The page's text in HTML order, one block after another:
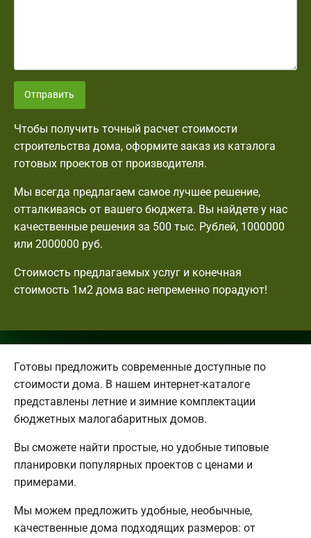
Отправить
Чтобы получить точный расчет стоимости
строительства дома, оформите заказ из каталога
готовых проектов от производителя.
Мы всегда предлагаем самое лучшее решение,
отталкиваясь от вашего бюджета. Вы найдете у нас
качественные решения за 500 тыс. Рублей, 1000000
или 2000000 руб.
Стоимость предлагаемых услуг и конечная
стоимость 1м2 дома вас непременно порадуют!
Готовы предложить современные доступные по
стоимости дома. В нашем интернет-каталоге
представлены летние и зимние комплектации
бюджетных малогабаритных домов.
Вы сможете найти простые, но удобные типовые
планировки популярных проектов с ценами и
примерами.
Мы можем предложить удобные, необычные,
качественные дома подходящих размеров: от